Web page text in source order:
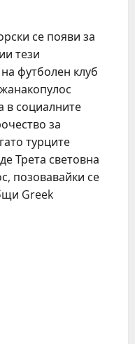
се появи за
тези
футболен клуб
в социалните
за
турците
Трета световна
позовавайки се
Greek